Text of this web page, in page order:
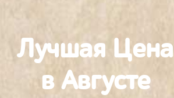
Лучшая Цена
в Августе